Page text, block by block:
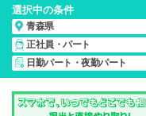
選択中の条件
青森県
正社員・パート
日勤パート・夜勤パート
青森県/日勤パート・夜
人・派遣・転職・募集一覧